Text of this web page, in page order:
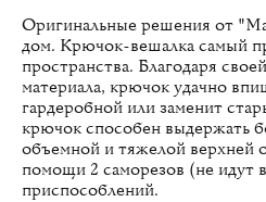
Оригинальные решения от
дом. Крючок-вешалка самый
пространства. Благодаря
материала, крючок удачно
гардеробной или заменит
крючок способен выдержать
объемной и тяжелой верхней
помощи 2 саморезов (не идут
приспособлений.